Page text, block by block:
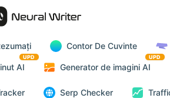
Contor De Cuvinte
AI
UPD
Generator de imagini AI
UPD
Serp Checker